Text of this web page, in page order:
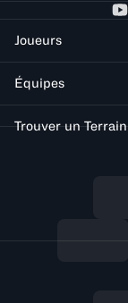
Joueurs
Équipes
Trouver un Terrain